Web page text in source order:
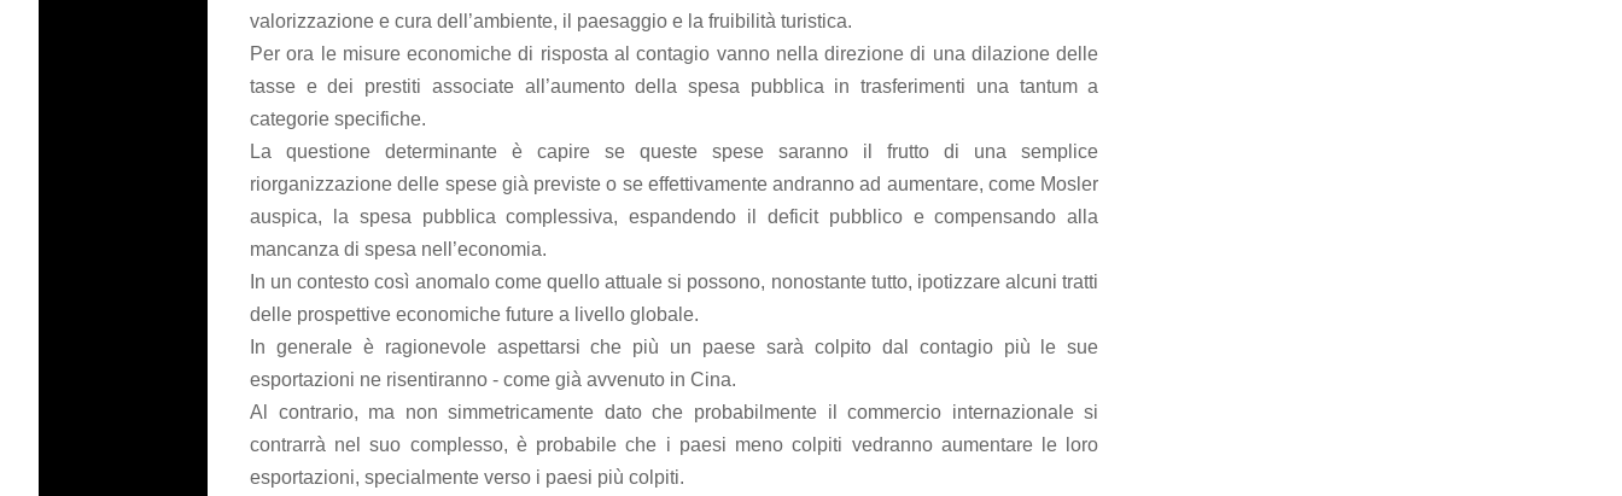
valorizzazione e cura dell’ambiente, il paesaggio e la fruibilità turistica.
Per ora le misure economiche di risposta al contagio vanno nella direzione di una dilazione delle
tasse e dei prestiti associate all’aumento della spesa pubblica in trasferimenti una tantum a
categorie specifiche.
La questione determinante è capire se queste spese saranno il frutto di una semplice
riorganizzazione delle spese già previste o se effettivamente andranno ad aumentare, come Mosler
auspica, la spesa pubblica complessiva, espandendo il deficit pubblico e compensando alla
mancanza di spesa nell’economia.
In un contesto così anomalo come quello attuale si possono, nonostante tutto, ipotizzare alcuni tratti
delle prospettive economiche future a livello globale.
In generale è ragionevole aspettarsi che più un paese sarà colpito dal contagio più le sue
esportazioni ne risentiranno - come già avvenuto in Cina.
Al contrario, ma non simmetricamente dato che probabilmente il commercio internazionale si
contrarrà nel suo complesso, è probabile che i paesi meno colpiti vedranno aumentare le loro
esportazioni, specialmente verso i paesi più colpiti.